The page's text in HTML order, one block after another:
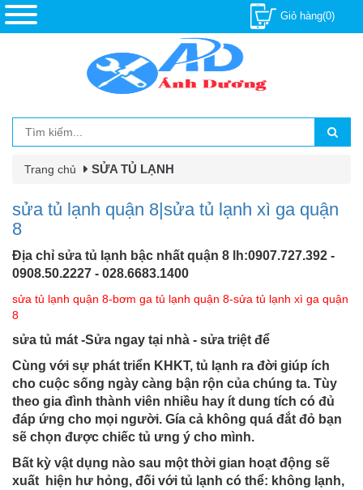
Giỏ hàng(0)
Trang chủ SỬA TỦ LẠNH
sửa tủ lạnh quận 8|sửa tủ lạnh xì ga quận
8
Địa chỉ sửa tủ lạnh bậc nhất quận 8 lh:0907.727.392 -
0908.50.2227 - 028.6683.1400
sửa tủ lạnh quận 8-bơm ga tủ lạnh quận 8-sửa tủ lạnh xì ga quận
8
sửa tủ mát -Sửa ngay tại nhà - sửa triệt để
Cùng với sự phát triển KHKT, tủ lạnh ra đời giúp ích
cho cuộc sống ngày càng bận rộn của chúng ta. Tùy
theo gia đình thành viên nhiều hay ít dung tích có đủ
đáp ứng cho mọi người. Gía cả không quá đắt đỏ bạn
sẽ chọn được chiếc tủ ưng ý cho mình.
Bất kỳ vật dụng nào sau một thời gian hoạt động sẽ
xuất hiện hư hỏng, đối với tủ lạnh có thể: không lạnh,